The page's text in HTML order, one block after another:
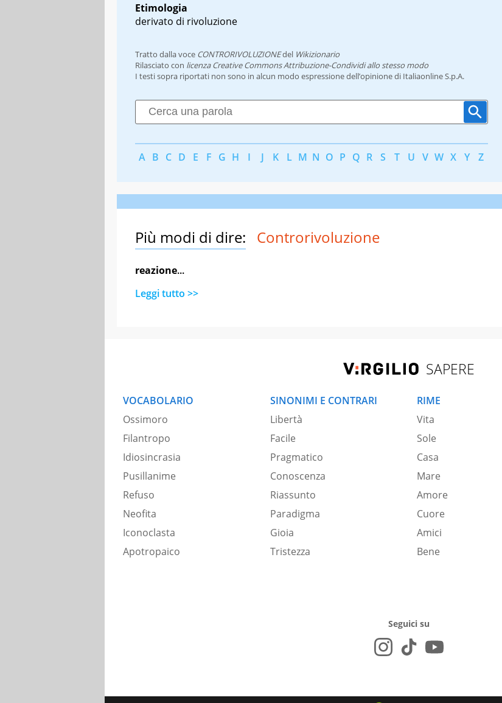
Etimologia
derivato di rivoluzione
Tratto dalla voce CONTRORIVOLUZIONEdel Wikizionario
Rilasciato con licenza Creative Commons Attribuzione-Condividi allo stesso modo
I testi sopra riportati non sono in alcun modo espressione dell’opinione di Italiaonline S.p.A.
A B C D E F G H I J K L M N O P Q R S T U V W X Y Z
Più modi di dire: Controrivoluzione
reazione...
Leggi tutto >>
SAPERE
VOCABOLARIO
Ossimoro
Filantropo
Idiosincrasia
Pusillanime
Refuso
Neofita
Iconoclasta
Apotropaico
SINONIMI E CONTRARI
Libertà
Facile
Pragmatico
Conoscenza
Riassunto
Paradigma
Gioia
Tristezza
RIME
Vita
Sole
Casa
Mare
Amore
Cuore
Amici
Bene
Seguici su